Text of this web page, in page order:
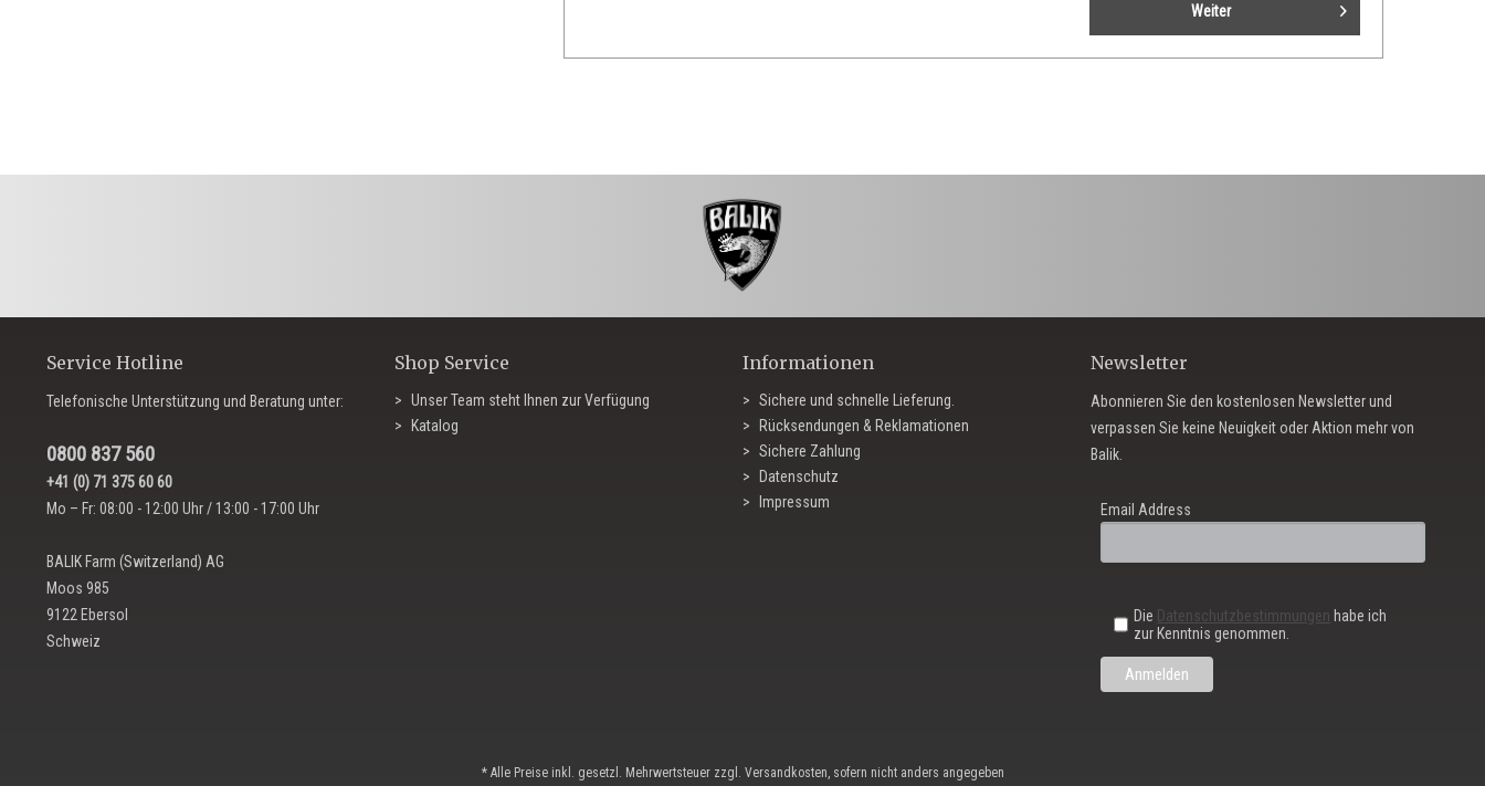
Weiter
Service Hotline
Telefonische Unterstützung und Beratung unter:
0800 837 560
+41 (0) 71 375 60 60
Mo – Fr: 08:00 - 12:00 Uhr / 13:00 - 17:00 Uhr
BALIK Farm (Switzerland) AG
Moos 985
9122 Ebersol
Schweiz
Shop Service
Unser Team steht Ihnen zur Verfügung
Katalog
Informationen
Sichere und schnelle Lieferung.
Rücksendungen & Reklamationen
Sichere Zahlung
Datenschutz
Impressum
Newsletter
Abonnieren Sie den kostenlosen Newsletter und
verpassen Sie keine Neuigkeit oder Aktion mehr von
Balik.
Email Address
Die Datenschutzbestimmungen habe ich
zur Kenntnis genommen.
* Alle Preise inkl. gesetzl. Mehrwertsteuer zzgl. Versandkosten, sofern nicht anders angegeben